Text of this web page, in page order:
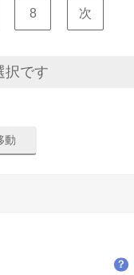
8 次
択です
？